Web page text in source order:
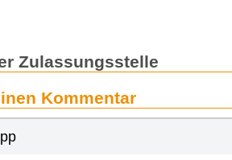
Zulassungsstelle
Kommentar